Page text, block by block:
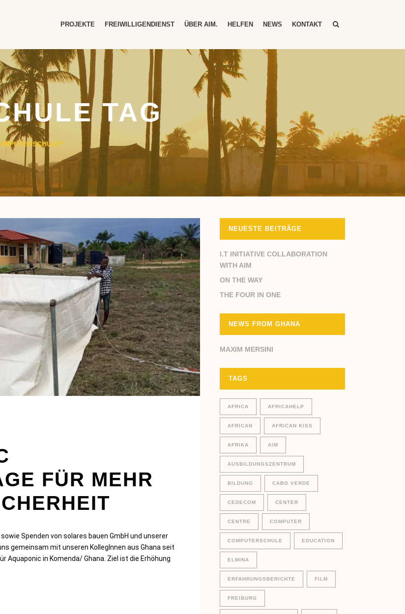
PROJEKTE FREIWILLIGENDIENST ÜBER AIM. HELFEN NEWS KONTAKT
TAG
FÜR MEHR
Spenden von solares bauen GmbH und unserer
gemeinsam mit unseren KollegInnen aus Ghana seit
Aquaponic in Komenda/ Ghana. Ziel ist die Erhöhung
NEUESTE BEITRÄGE
I.T INITIATIVE COLLABORATION
WITH AIM
ON THE WAY
THE FOUR IN ONE
NEWS FROM GHANA
MAXIM MERSINI
TAGS
AFRICA AFRICAHELP
AFRICAN AFRICAN KISS
AFRIKA AIM
AUSBILDUNGSZENTRUM
BILDUNG CABO VERDE
CEDECOM CENTER
CENTRE COMPUTER
COMPUTERSCHULE EDUCATION
ELMINA
ERFAHRUNGSBERICHTE FILM
FREIBURG